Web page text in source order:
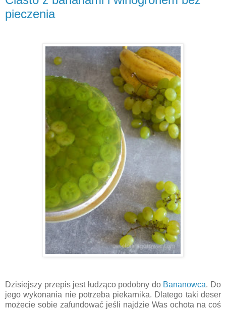
pieczenia
Dzisiejszy przepis jest łudząco podobny do Bananowca. Do
jego wykonania nie potrzeba piekarnika. Dlatego taki deser
możecie sobie zafundować jeśli najdzie Was ochota na coś